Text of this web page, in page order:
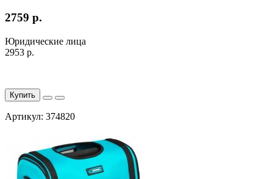
2759 р.
Юридические лица
2953 р.
Купить
Артикул: 374820